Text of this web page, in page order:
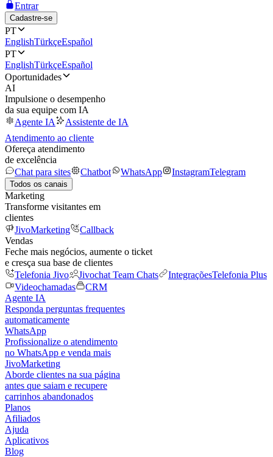
Entrar
Cadastre-se
PT
EnglishTürkçeEspañol
PT
EnglishTürkçeEspañol
Oportunidades
AI
Impulsione o desempenho
da sua equipe com IA
Agente IA
Assistente de IA
Atendimento ao cliente
Ofereça atendimento
de excelência
Chat para sites
Chatbot WhatsApp InstagramTelegram
Todos os canais
Marketing
Transforme visitantes em
clientes
JivoMarketing
Callback
Vendas
Feche mais negócios, aumente o ticket
e cresça sua base de clientes
Telefonia Jivo
Jivochat Team Chats IntegraçõesTelefonia Plus
Videochamadas
CRM
Agente IA
Responda perguntas frequentes
automaticamente
WhatsApp
Profissionalize o atendimento
no WhatsApp e venda mais
JivoMarketing
Aborde clientes na sua página
antes que saiam e recupere
carrinhos abandonados
Planos
Afiliados
Ajuda
Aplicativos
Blog